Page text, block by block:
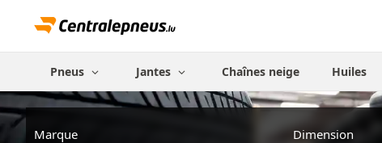
Pneus Jantes Chaînes neige Huiles
Marque Dimension